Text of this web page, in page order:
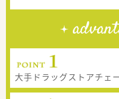
大手ドラッグストアチェ